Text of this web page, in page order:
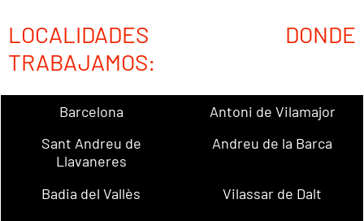
LOCALIDADES DONDE
TRABAJAMOS:
Barcelona
Antoni de Vilamajor
Sant Andreu de
Llavaneres
Andreu de la Barca
Badia del Vallès
Vilassar de Dalt